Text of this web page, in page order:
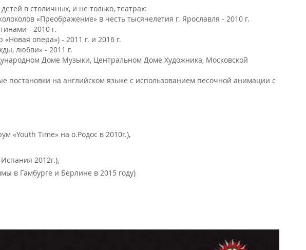
в столичных, и не только, театрах:
«Преображение» в честь тысячелетия г. Ярославля - 2010 г.
- 2010 г.
опера») - 2011 г. и 2016 г.
любви» - 2011 г.
Доме Музыки, Центральном Доме Художника, Московской
постановки на английском языке с использованием песочной анимации с
«Youth Time» на о.Родос в 2010г.),
2012г.),
в Гамбурге и Берлине в 2015 году)